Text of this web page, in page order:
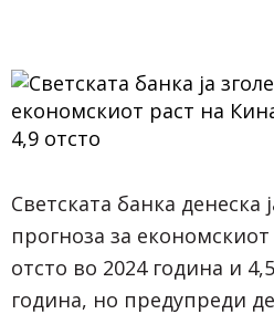
Светската банка денеска
прогноза за
отсто во 2024 година и
година, но предупреди